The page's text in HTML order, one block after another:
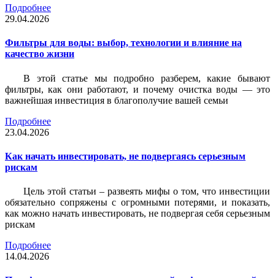
Подробнее
29.04.2026
Фильтры для воды: выбор, технологии и влияние на
качество жизни
В этой статье мы подробно разберем, какие бывают
фильтры, как они работают, и почему очистка воды — это
важнейшая инвестиция в благополучие вашей семьи
Подробнее
23.04.2026
Как начать инвестировать, не подвергаясь серьезным
рискам
Цель этой статьи – развеять мифы о том, что инвестиции
обязательно сопряжены с огромными потерями, и показать,
как можно начать инвестировать, не подвергая себя серьезным
рискам
Подробнее
14.04.2026